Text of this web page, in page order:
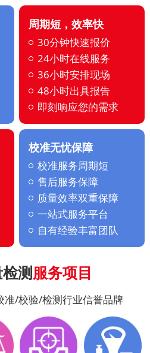
周期短，效率快
30分钟快速报价
24小时在线服务
36小时安排现场
48小时出具报告
即刻响应您的需求
校准无忧保障
校准服务周期短
售后服务保障
质量效率双重保障
一站式服务平台
自有经验丰富团队
测服务项目
准/校验/检测行业信誉品牌